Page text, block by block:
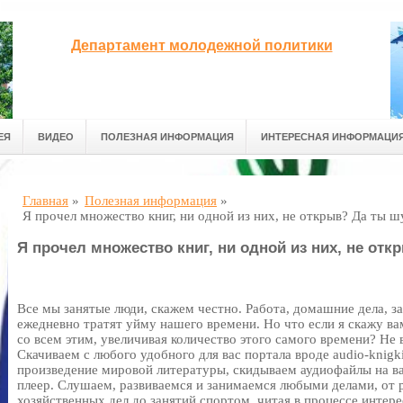
Департамент молодежной политики
ВИДЕО ПОЛЕЗНАЯ ИНФОРМАЦИЯ ИНТЕРЕСНАЯ
Главная » Полезная информация »
Я прочел множество книг, ни одной из них, не открыв? Да ты
Я прочел множество книг, ни одной из них, не
Все мы занятые люди, скажем честно. Работа, домашние дела,
ежедневно тратят уйму нашего времени. Но что если я скажу
со всем этим, увеличивая количество этого самого времени?
Скачиваем с любого удобного для вас портала вроде audio-
произведение мировой литературы, скидываем аудиофайлы на
плеер. Слушаем, развиваемся и занимаемся любыми делами, от